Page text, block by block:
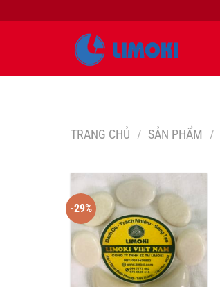
qua
TRANG CHỦ / SẢN PHẨM /
-29%